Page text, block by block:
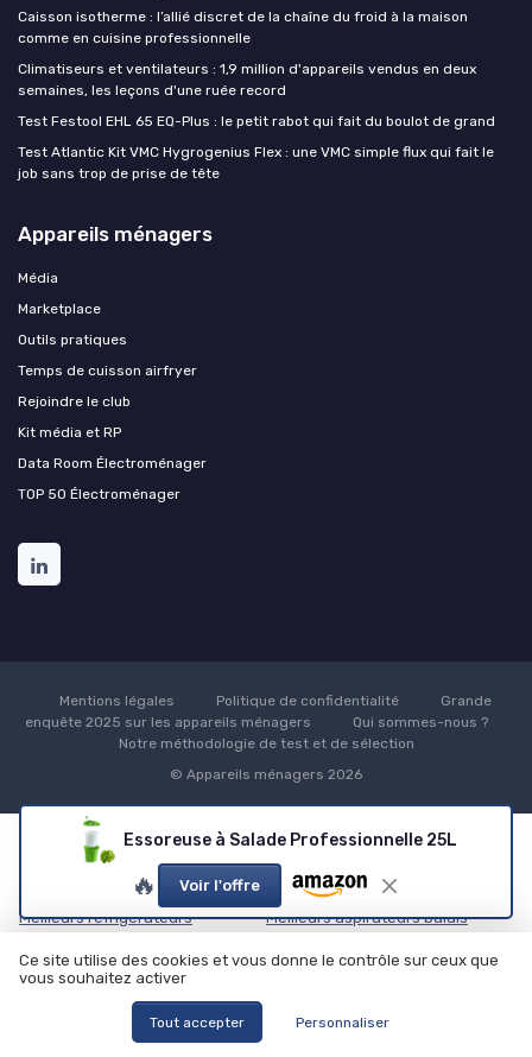
Essoreuse à Salade Professionnelle 25L
🔥 Voir l'offre
Caisson isotherme : l’allié discret de la chaîne du froid à la maison
comme en cuisine professionnelle
Climatiseurs et ventilateurs : 1,9 million d'appareils vendus en deux
semaines, les leçons d'une ruée record
Test Festool EHL 65 EQ-Plus : le petit rabot qui fait du boulot de grand
Test Atlantic Kit VMC Hygrogenius Flex : une VMC simple flux qui fait le
job sans trop de prise de tête
Appareils ménagers
Média
Marketplace
Outils pratiques
Temps de cuisson airfryer
Rejoindre le club
Kit média et RP
Data Room Électroménager
TOP 50 Électroménager
Mentions légales Politique de confidentialité
Grande
enquête 2025 sur les appareils ménagers
Qui sommes-nous ?
Notre méthodologie de test et de sélection
© Appareils ménagers 2026
Nos meilleurs comparatifs
Appareils de Cuisine
Meilleurs réfrigérateurs
TOP congélateurs
Entretien de la Maison
Meilleurs aspirateurs balais
TOP lave-vaisselles pose libre
Meilleurs sèche-cheveux
Jardinage
Ce site utilise des cookies et vous donne le contrôle sur ceux que
vous souhaitez activer
Tout accepter Personnaliser